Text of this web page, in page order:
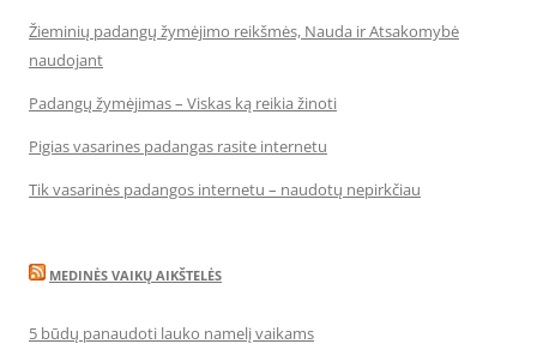
Žieminių padangų žymėjimo reikšmės, Nauda ir Atsakomybė
naudojant
Padangų žymėjimas – Viskas ką reikia žinoti
Pigias vasarines padangas rasite internetu
Tik vasarinės padangos internetu – naudotų nepirkčiau
MEDINĖS VAIKŲ AIKŠTELĖS
5 būdų panaudoti lauko namelį vaikams